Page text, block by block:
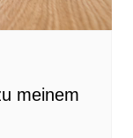
meinem